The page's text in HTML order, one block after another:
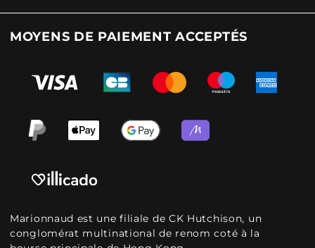
MOYENS DE PAIEMENT ACCEPTÉS
Marionnaud est une filiale de CK Hutchison, un
conglomérat multinational de renom coté à la